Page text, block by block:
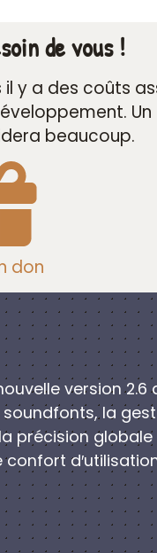
de vous !
y a des coûts
beaucoup.
don
version 2.6
soundfonts, la
précision globale